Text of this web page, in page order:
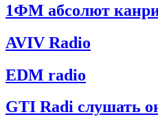
1ФМ абсолют
AVIV Radio
EDM radio
GTI Radi слушать